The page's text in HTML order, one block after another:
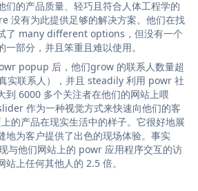
们的产品质量、轻巧且符合人体工程学的
没有为此提供足够的解决方案。他们在找
了 many different options，但没有一个
部分，并且笨重且难以使用。
popup 后，他们grow 的联系人数量超
实联系人），并且 steadily 利用 powr 社
到 6000 多个关注者在他们的网站上喂
作为一种视觉方式来快速向他们的客
的产品在现实生活中的样子。它很好地展
地为客户提供了出色的现场体验。事实
与他们网站上的 powr 应用程序交互的访
上任何其他人的 2.5 倍。